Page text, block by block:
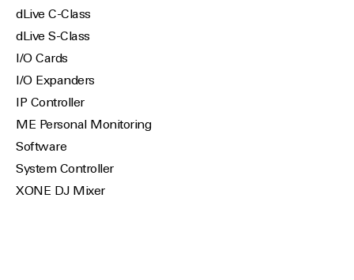
dLive C-Class
dLive S-Class
I/O Cards
I/O Expanders
IP Controller
ME Personal Monitoring
Software
System Controller
XONE DJ Mixer